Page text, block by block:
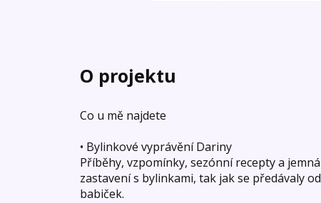
O projektu
Co u mě najdete
• Bylinkové vyprávění Dariny
Příběhy, vzpomínky, sezónní recepty a jemná
zastavení s bylinkami, tak jak se předávaly od
babiček.